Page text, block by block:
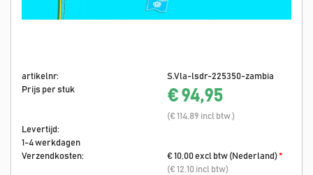
artikelnr:
S.Vla-lsdr-225350-zambia
Prijs per stuk
€ 94,95
(€ 114,89 incl btw )
Levertijd:
1-4 werkdagen
Verzendkosten:
€ 10,00 excl btw (Nederland)*
(€ 12,10 incl btw)